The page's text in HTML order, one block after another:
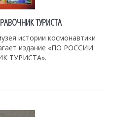
ТУРИСТА
истории космонавтики
издание «ПО РОССИИ
ТУРИСТА».